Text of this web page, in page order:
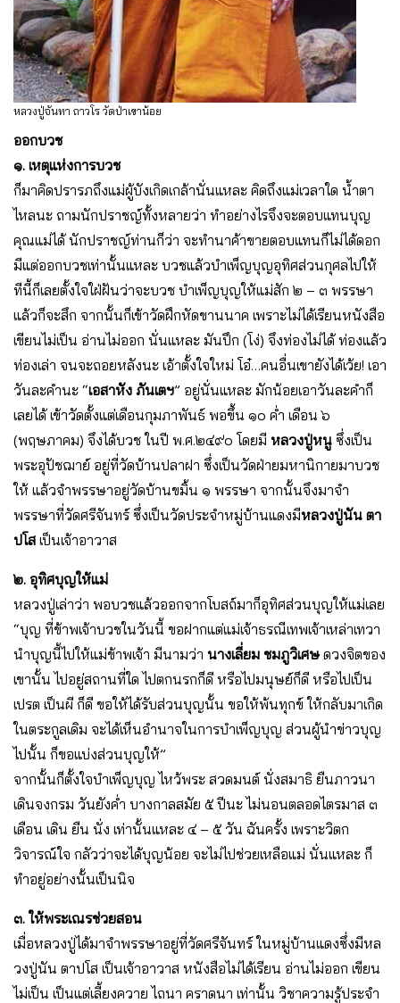
หลวงปู่จันทา ถาวโร วัดป่าเขาน้อย
ออกบวช
๑. เหตุแห่งการบวช
ก็มาคิดปรารภถึงแม่ผู้บังเกิดเกล้านั่นแหละ คิดถึงแม่เวลาใด น้ำตา
ไหลนะ ถามนักปราชญ์ทั้งหลายว่า ทำอย่างไรจึงจะตอบแทนบุญ
คุณแม่ได้ นักปราชญ์ท่านก็ว่า จะทำนาค้าขายตอบแทนก็ไม่ได้ดอก
มีแต่ออกบวชเท่านั้นแหละ บวชแล้วบำเพ็ญบุญอุทิศส่วนกุศลไปให้
ทีนี้ก็เลยตั้งใจใฝ่ฝันว่าจะบวช บำเพ็ญบุญให้แม่สัก ๒ – ๓ พรรษา
แล้วก็จะสึก จากนั้นก็เข้าวัดฝึกหัดขานนาค เพราะไม่ได้เรียนหนังสือ
เขียนไม่เป็น อ่านไม่ออก นั่นแหละ มันปึก (โง่) จึงท่องไม่ได้ ท่องแล้ว
ท่องเล่า จนจะถอยหลังนะ เอ้าตั้งใจใหม่ โอ๋…คนอื่นเขายังได้เว้ย! เอา
วันละคำนะ “เอสาหัง ภันเตฯ” อยู่นั่นแหละ มักน้อยเอาวันละคำก็
เลยได้ เข้าวัดตั้งแต่เดือนกุมภาพันธ์ พอขึ้น ๑๐ ค่ำ เดือน ๖
(พฤษภาคม) จึงได้บวช ในปี พ.ศ.๒๔๙๐ โดยมี หลวงปู่หนู ซึ่งเป็น
พระอุปัชฌาย์ อยู่ที่วัดบ้านปลาฝา ซึ่งเป็นวัดฝ่ายมหานิกายมาบวช
ให้ แล้วจำพรรษาอยู่วัดบ้านขมิ้น ๑ พรรษา จากนั้นจึงมาจำ
พรรษาที่วัดศรีจันทร์ ซึ่งเป็นวัดประจำหมู่บ้านแดงมีหลวงปู่นัน ตา
ปโส เป็นเจ้าอาวาส
๒. อุทิศบุญให้แม่
หลวงปู่เล่าว่า พอบวชแล้วออกจากโบสถ์มาก็อุทิศส่วนบุญให้แม่เลย
“บุญ ที่ข้าพเจ้าบวชในวันนี้ ขอฝากแต่แม่เจ้าธรณีเทพเจ้าเหล่าเทวา
นำบุญนี้ไปให้แม่ข้าพเจ้า มีนามว่า นางเลี่ยม ชมภูวิเศษดวงจิตของ
เขานั้น ไปอยู่สถานที่ใด ไปตกนรกก็ดี หรือไปมนุษย์ก็ดี หรือไปเป็น
เปรต เป็นผี ก็ดี ขอให้ได้รับส่วนบุญนั้น ขอให้พ้นทุกข์ ให้กลับมาเกิด
ในตระกูลเดิม จะได้เห็นอำนาจในการบำเพ็ญบุญ ส่วนผู้นำข่าวบุญ
ไปนั้น ก็ขอแบ่งส่วนบุญให้”
จากนั้นก็ตั้งใจบำเพ็ญบุญ ไหว้พระ สวดมนต์ นั่งสมาธิ ยืนภาวนา
เดินจงกรม วันยังค่ำ บางกาลสมัย ๕ ปีนะ ไม่นอนตลอดไตรมาส ๓
เดือน เดิน ยืน นั่ง เท่านั้นแหละ ๔ – ๕ วัน ฉันครั้ง เพราะวิตก
วิจารณ์ใจ กลัวว่าจะได้บุญน้อย จะไม่ไปช่วยเหลือแม่ นั่นแหละ ก็
ทำอยู่อย่างนั้นเป็นนิจ
๓. ให้พระเณรช่วยสอน
เมื่อหลวงปู่ได้มาจำพรรษาอยู่ที่วัดศรีจันทร์ ในหมู่บ้านแดงซึ่งมีหล
วงปู่นัน ตาปโส เป็นเจ้าอาวาส หนังสือไม่ได้เรียน อ่านไม่ออก เขียน
ไม่เป็น เป็นแต่เลี้ยงควาย ไถนา คราดนา เท่านั้น วิชาความรู้ประจำ